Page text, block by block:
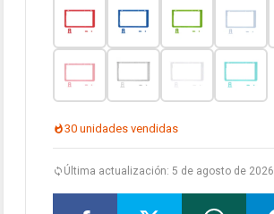
30 unidades vendidas
Última actualización: 5 de agosto de 2026